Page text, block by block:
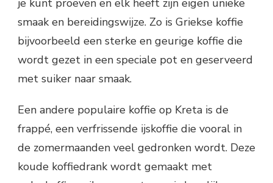
je kunt proeven en elk heeft zijn eigen unieke
smaak en bereidingswijze. Zo is Griekse koffie
bijvoorbeeld een sterke en geurige koffie die
wordt gezet in een speciale pot en geserveerd
met suiker naar smaak.
Een andere populaire koffie op Kreta is de
frappé, een verfrissende ijskoffie die vooral in
de zomermaanden veel gedronken wordt. Deze
koude koffiedrank wordt gemaakt met